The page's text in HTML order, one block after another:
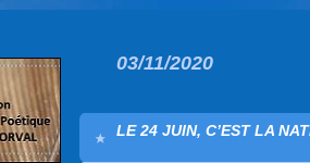
03/11/2020
LE 24 JUIN, C’EST LA